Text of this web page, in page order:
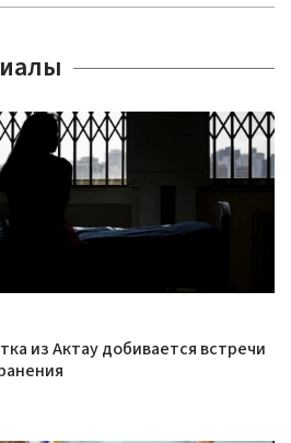
из Актау добивается встречи